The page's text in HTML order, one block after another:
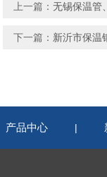
上一篇： 无锡保温管
下一篇： 新沂市保温
产品中心 |